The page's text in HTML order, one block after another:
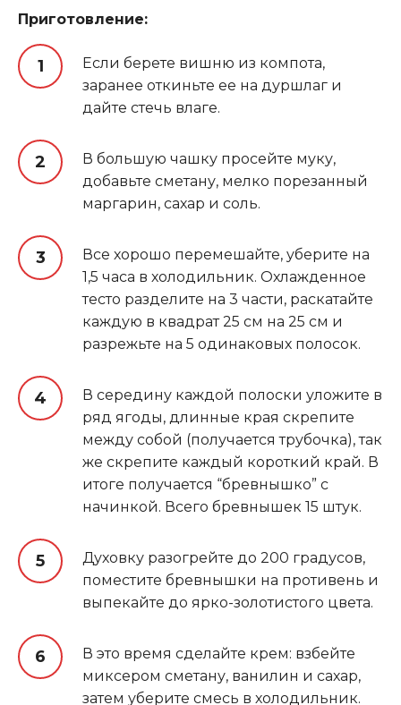
Приготовление:
Если берете вишню из компота,
заранее откиньте ее на дуршлаг и
дайте стечь влаге.
В большую чашку просейте муку,
добавьте сметану, мелко порезанный
маргарин, сахар и соль.
Все хорошо перемешайте, уберите на
1,5 часа в холодильник. Охлажденное
тесто разделите на 3 части, раскатайте
каждую в квадрат 25 см на 25 см и
разрежьте на 5 одинаковых полосок.
В середину каждой полоски уложите в
ряд ягоды, длинные края скрепите
между собой (получается трубочка), так
же скрепите каждый короткий край. В
итоге получается “бревнышко” с
начинкой. Всего бревнышек 15 штук.
Духовку разогрейте до 200 градусов,
поместите бревнышки на противень и
выпекайте до ярко-золотистого цвета.
В это время сделайте крем: взбейте
миксером сметану, ванилин и сахар,
затем уберите смесь в холодильник.